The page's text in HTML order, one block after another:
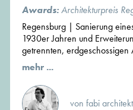
Awards:Architekturpreis
Regensburg | Sanierung
1930er Jahren und
getrennten, erdgeschossigen
mehr ...
von fabi